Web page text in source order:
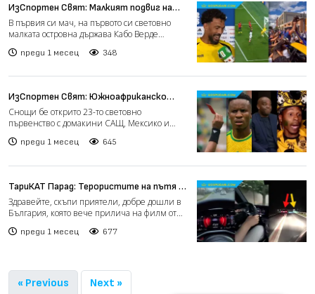
ИзСпортен Свят: Малкият подвиг на
Кабо Верде (видео)
В първия си мач, на първото си световно
малката островна държава Кабо Верде
преди 1 месец 348
ИзСпортен Свят: Южноафриканско
фиаско като за световно (видео)
Снощи бе открито 23-то световно
първенство с домакини САЩ, Мексико и
преди 1 месец 645
ТариКАТ Парад: Терористите на пътя –
недосегаеми, държавата - безсилна
(видео)
Здравейте, скъпи приятели, добре дошли в
България, която вече прилича на филм от
преди 1 месец 677
« Previous Next »